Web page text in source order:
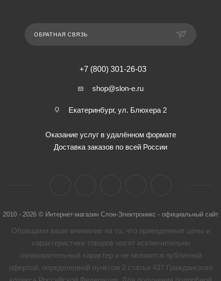
ОБРАТНАЯ СВЯЗЬ
+7 (800) 301-26-03
shop@slon-e.ru
Екатеринбург, ул. Блюхера 2
Оказание услуг в удалённом формате
Доставка заказов по всей России
2010 - 2026 © Интернет-магазин Слон-Электроникс - официальный сайт
Обращаем ваше внимание на то, что приведенные цены и
характеристики товaров носят исключительно
ознакомительный характер и не являются публичной
офертой, определенной пунктом 2 статьи 437 Гражданского